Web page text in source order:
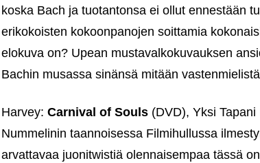
koska Bach ja tuotantonsa ei ollut ennestään
erikokoisten kokoonpanojen soittamia
elokuva on? Upean mustavalkokuvauksen
Bachin musassa sinänsä mitään
Harvey: Carnival of Souls (DVD), Yksi
Nummelinin taannoisessa Filmihullussa
arvattavaa juonitwistiä olennaisempaa tässä